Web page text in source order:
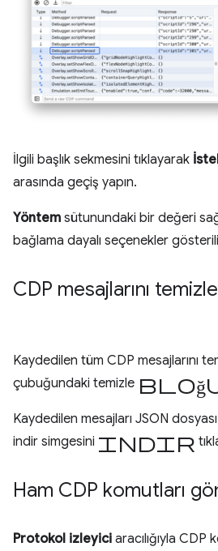
İlgili başlık sekmesini tıklayarak
arasında geçiş yapın.
Yöntem sütunundaki bir değeri sağ
bağlama dayalı seçenekler
CDP mesajlarını
Kaydedilen tüm CDP mesajlarını
çubuğundaki temizle
Kaydedilen mesajları JSON
indir simgesini indir
Ham CDP komutları
Protokol izleyici aracılığıyla